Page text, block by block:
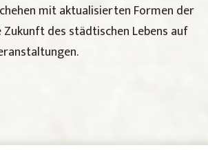
mit aktualisierten Formen der
des städtischen Lebens auf